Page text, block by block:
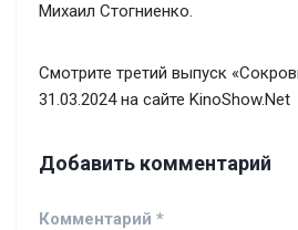
Михаил Стогниенко.
Смотрите третий выпуск
31.03.2024 на сайте KinoShow.Net
Добавить комментарий
Комментарий *